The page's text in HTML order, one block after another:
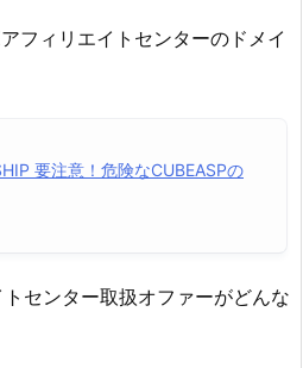
フィリエイトセンターのドメイ
要注意！危険なCUBEASPの
センター取扱オファーがどんな